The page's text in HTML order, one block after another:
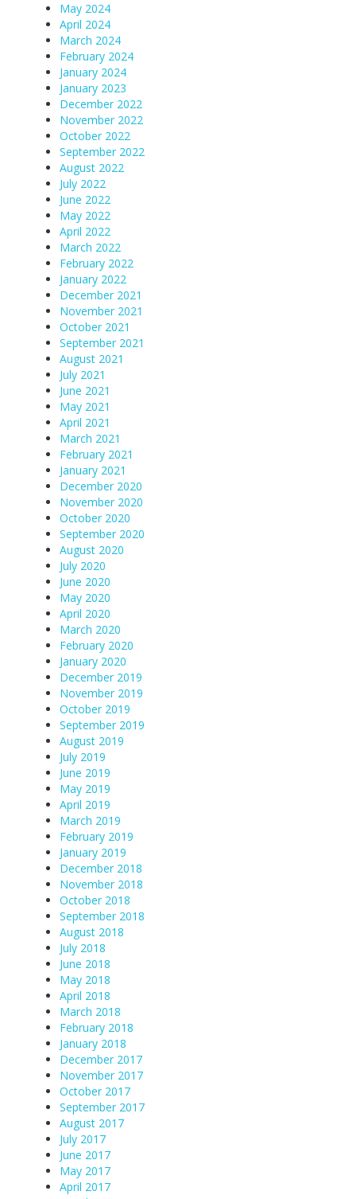
May 2024
April 2024
March 2024
February 2024
January 2024
January 2023
December 2022
November 2022
October 2022
September 2022
August 2022
July 2022
June 2022
May 2022
April 2022
March 2022
February 2022
January 2022
December 2021
November 2021
October 2021
September 2021
August 2021
July 2021
June 2021
May 2021
April 2021
March 2021
February 2021
January 2021
December 2020
November 2020
October 2020
September 2020
August 2020
July 2020
June 2020
May 2020
April 2020
March 2020
February 2020
January 2020
December 2019
November 2019
October 2019
September 2019
August 2019
July 2019
June 2019
May 2019
April 2019
March 2019
February 2019
January 2019
December 2018
November 2018
October 2018
September 2018
August 2018
July 2018
June 2018
May 2018
April 2018
March 2018
February 2018
January 2018
December 2017
November 2017
October 2017
September 2017
August 2017
July 2017
June 2017
May 2017
April 2017